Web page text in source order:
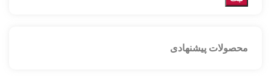
محصولات پیشنهادی